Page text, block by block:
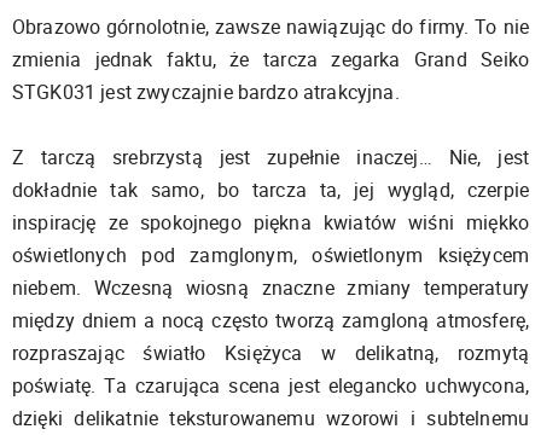
Obrazowo górnolotnie, zawsze nawiązując do firmy. To nie
zmienia jednak faktu, że tarcza zegarka Grand Seiko
STGK031 jest zwyczajnie bardzo atrakcyjna.
Z tarczą srebrzystą jest zupełnie inaczej… Nie, jest
dokładnie tak samo, bo tarcza ta, jej wygląd, czerpie
inspirację ze spokojnego piękna kwiatów wiśni miękko
oświetlonych pod zamglonym, oświetlonym księżycem
niebem. Wczesną wiosną znaczne zmiany temperatury
między dniem a nocą często tworzą zamgloną atmosferę,
rozpraszając światło Księżyca w delikatną, rozmytą
poświatę. Ta czarująca scena jest elegancko uchwycona,
dzięki delikatnie teksturowanemu wzorowi i subtelnemu